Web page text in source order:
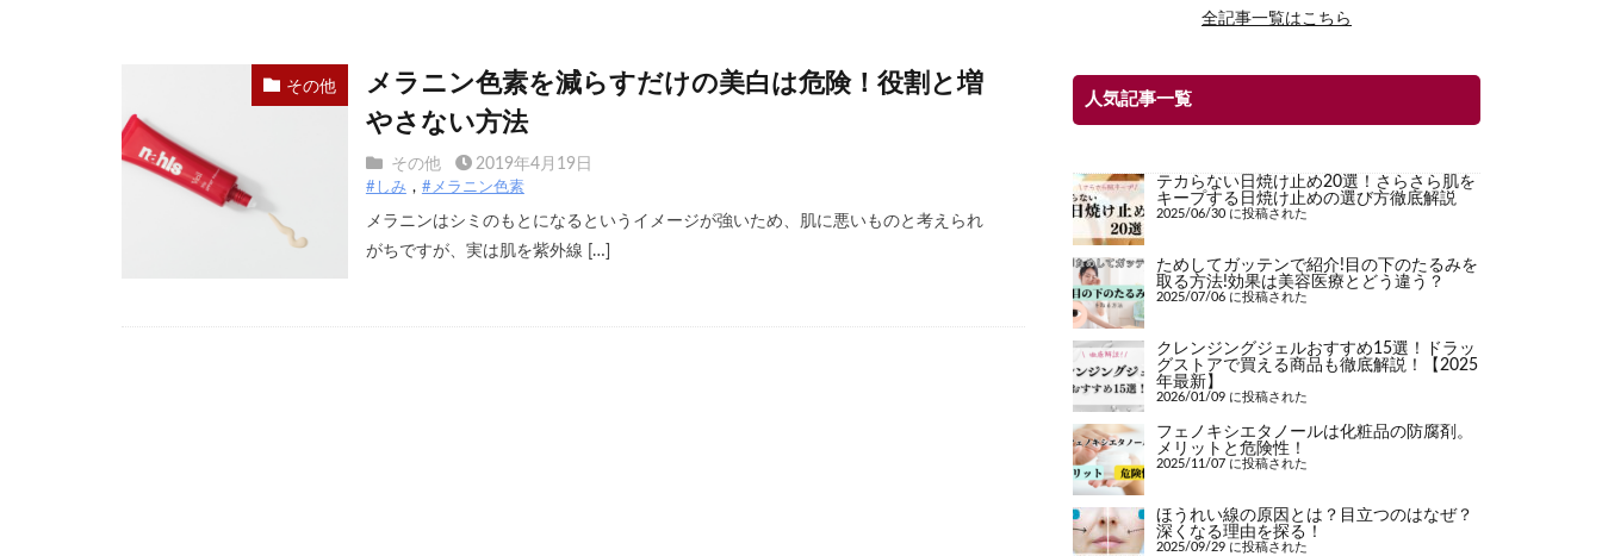
その他
メラニン色素を減らすだけの美白は危険！役割と増
やさない方法
その他 2019年4月19日
#しみ #メラニン色素
メラニンはシミのもとになるというイメージが強いため、肌に悪いものと考えられ
がちですが、実は肌を紫外線 […]
全記事一覧はこちら
人気記事一覧
テカらない日焼け止め20選！さらさら肌を
キープする日焼け止めの選び方徹底解説
2025/06/30 に投稿された
ためしてガッテンで紹介!目の下のたるみを
取る方法!効果は美容医療とどう違う？
2025/07/06 に投稿された
クレンジングジェルおすすめ15選！ドラッ
グストアで買える商品も徹底解説！【2025
年最新】
2026/01/09 に投稿された
フェノキシエタノールは化粧品の防腐剤。
メリットと危険性！
2025/11/07 に投稿された
ほうれい線の原因とは？目立つのはなぜ？
深くなる理由を探る！
2025/09/29 に投稿された